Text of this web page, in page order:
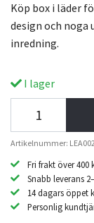
Köp box i läder
design och
inredning.
I lager
Artikelnummer:
Fri frakt över 400
Snabb leverans
14 dagars öppet
Personlig